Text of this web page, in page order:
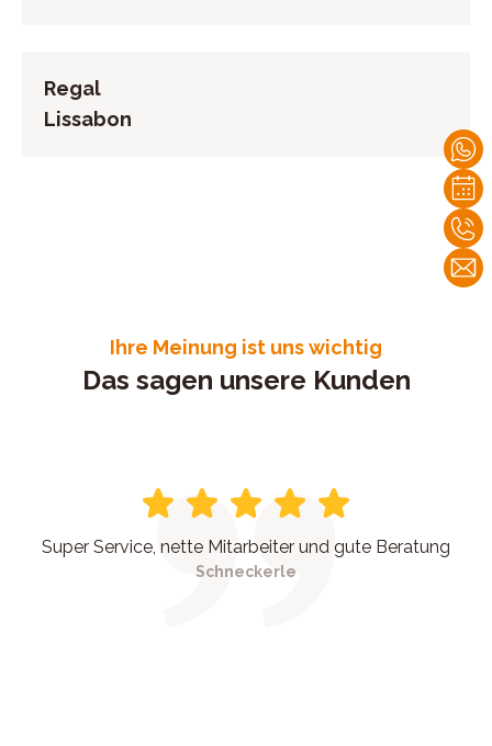
Regal
Lissabon
Ihre Meinung ist uns wichtig
Das sagen unsere Kunden
Super Service, nette Mitarbeiter und gute Beratung
Schneckerle